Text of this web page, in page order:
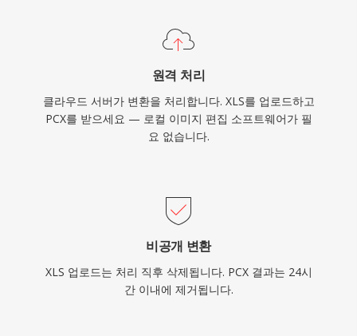
원격 처리
클라우드 서버가 변환을 처리합니다. XLS를 업로드하고
PCX를 받으세요 — 로컬 이미지 편집 소프트웨어가 필
요 없습니다.
비공개 변환
XLS 업로드는 처리 직후 삭제됩니다. PCX 결과는 24시
간 이내에 제거됩니다.